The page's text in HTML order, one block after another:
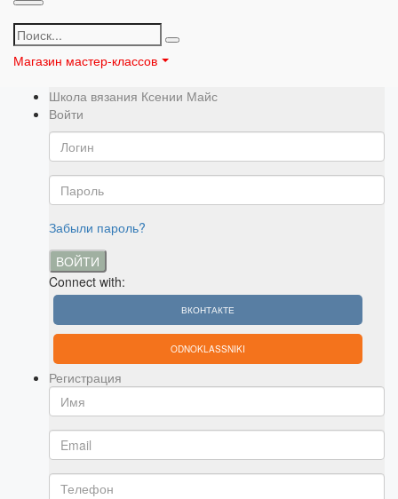
Магазин мастер-классов
Школа вязания Ксении Майс
Войти
Забыли пароль?
ВОЙТИ
Connect with:
ВКОНТАКТЕ
ODNOKLASSNIKI
Регистрация